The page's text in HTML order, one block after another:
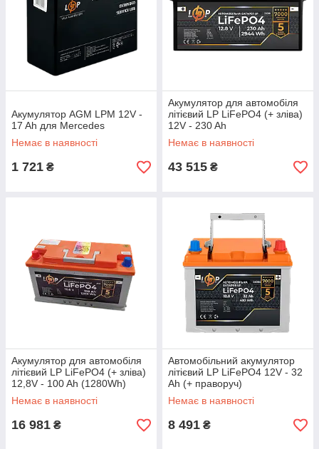
Акумулятор AGM LPM 12V -
17 Ah для Mercedes
Немає в наявності
1 721 ₴
Акумулятор для автомобіля
літієвий LP LiFePO4 (+ зліва)
12V - 230 Ah
Немає в наявності
43 515 ₴
Акумулятор для автомобіля
літієвий LP LiFePO4 (+ зліва)
12,8V - 100 Ah (1280Wh)
Немає в наявності
16 981 ₴
Автомобільний акумулятор
літієвий LP LiFePO4 12V - 32
Ah (+ праворуч)
Немає в наявності
8 491 ₴